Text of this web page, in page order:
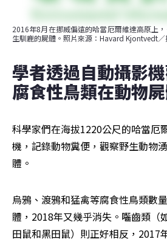
2016年8月在挪威偏遠的哈當厄爾維達高原上
生馴鹿的屍體。照片來源：Havard Kjontvedt
學者透過自動攝影
腐食性鳥類在動物
科學家們在海拔1220公尺的哈當厄
機，記錄動物糞便，觀察野生動物
體。
烏鴉、渡鴉和猛禽等腐食性鳥類數
體，2018年又幾乎消失。囓齒類（
田鼠和黑田鼠）則正好相反，2017